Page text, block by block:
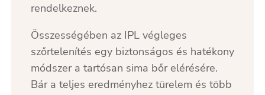
rendelkeznek.
Összességében az IPL végleges
szőrtelenítés egy biztonságos és hatékony
módszer a tartósan sima bőr elérésére.
Bár a teljes eredményhez türelem és több